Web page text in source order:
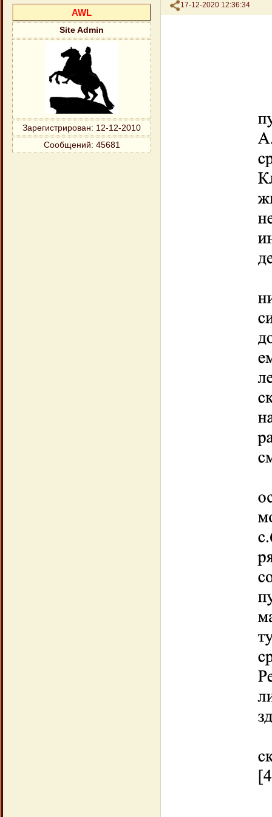
Поделиться
17-12-2020 12:36:34
AWL
Site Admin
Зарегистрирован: 12-12-2010
Сообщений: 45681